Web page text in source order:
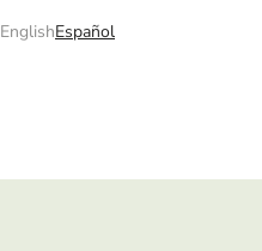
EnglishEspañol